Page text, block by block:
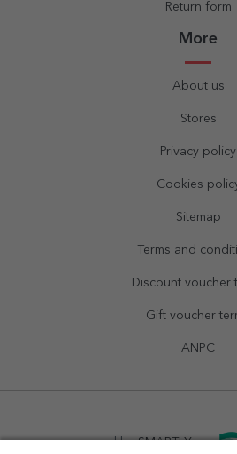
Return form
More
About us
Stores
Privacy policy
Cookies
Sitemap
Terms and
Discount voucher
Gift voucher
ANPC
powered bySMARTLY.ro